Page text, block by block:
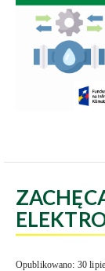
Opublikowano: 30